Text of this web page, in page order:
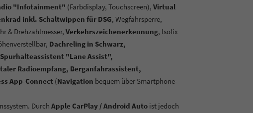
"Infotainment" (Farbdisplay, Touchscreen), Virtual
inkl. Schaltwippen für DSG, Wegfahrsperre,
& Drehzahlmesser, Verkehrszeichenerkennung, Isofix
Dachreling in Schwarz,
"Lane Assist",
Radioempfang, Berganfahrassistent,
App-Connect (Navigation bequem über Smartphone-
Durch Apple CarPlay / Android Autoist jedoch